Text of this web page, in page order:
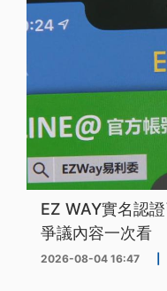
EZ WAY實名認
爭議內容一次看
2026-08-04 16:47